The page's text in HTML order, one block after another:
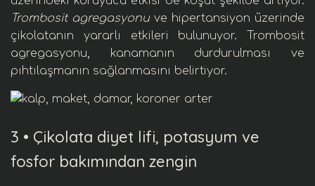
Trombosit agregasyonuve hipertansiyon üzerinde
çikolatanın yararlı etkileri bulunuyor. Trombosit
agregasyonu, kanamanın durdurulması ve
pıhtılaşmanın sağlanmasını belirtiyor.
3 • Çikolata diyet lifi, potasyum ve
fosfor bakımından zengin